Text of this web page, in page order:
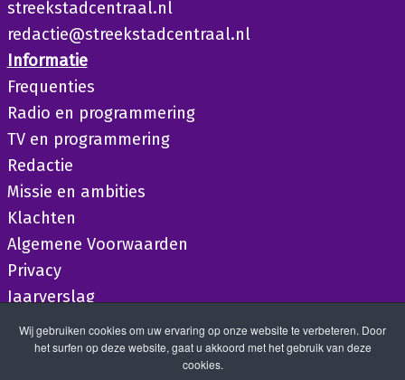
streekstadcentraal.nl
redactie@streekstadcentraal.nl
Informatie
Frequenties
Radio en programmering
TV en programmering
Redactie
Missie en ambities
Klachten
Algemene Voorwaarden
Privacy
Jaarverslag
Wij gebruiken cookies om uw ervaring op onze website te verbeteren. Door
het surfen op deze website, gaat u akkoord met het gebruik van deze
cookies.